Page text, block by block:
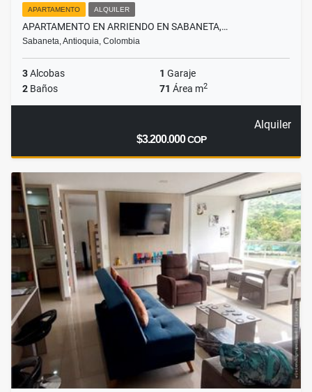
APARTAMENTO ALQUILER
APARTAMENTO EN ARRIENDO EN SABANETA,…
Sabaneta, Antioquia, Colombia
3Alcobas 1 Garaje
2 Baños 71 Área m2
Alquiler
$3.200.000COP